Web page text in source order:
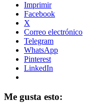
Imprimir
Facebook
X
Correo electrónico
Telegram
WhatsApp
Pinterest
LinkedIn
Me gusta esto: